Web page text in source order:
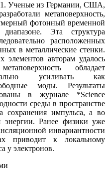
1. Ученые из Германии, США,
метаповерхность,
фотонный временной
Эта структура
расположенных
в металлические стенки.
элементов авторам удалось
обладает
усиливать как
моды. Результаты
в журнале *Science
среды в пространстве
сохранения импульса, а во
энергии. Ранее физики уже
инвариантности
приводит к локальному
у электронов.